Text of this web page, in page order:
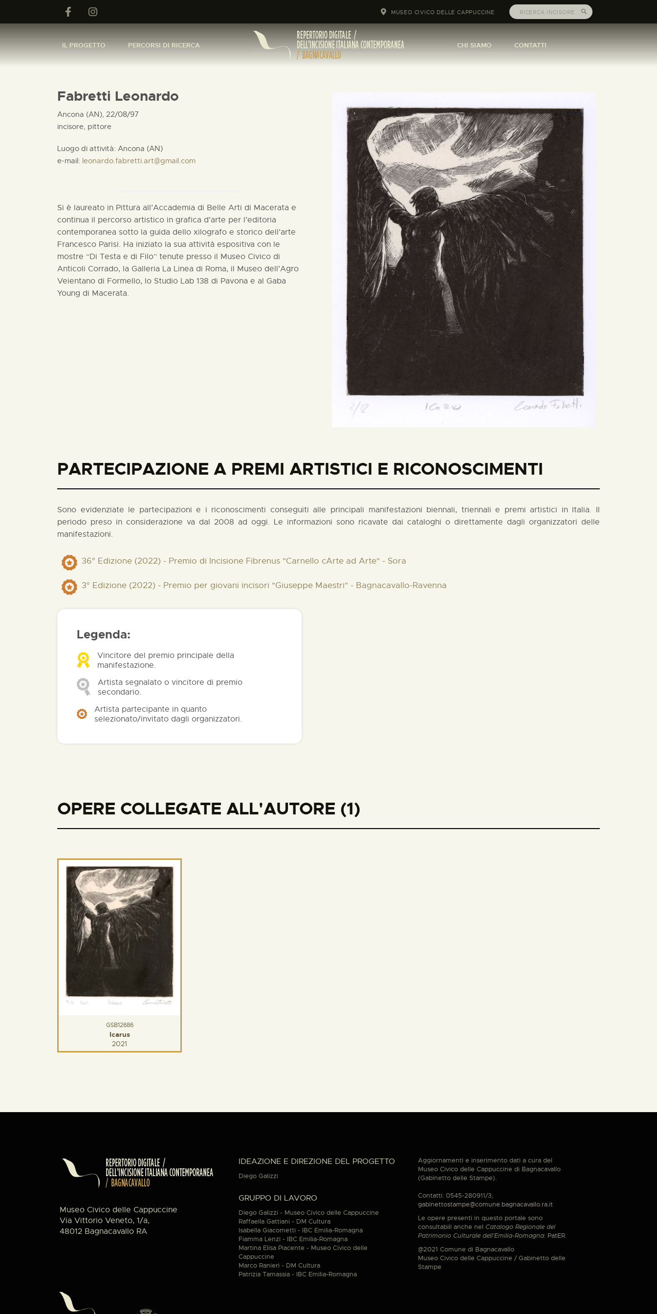
MUSEO CIVICO DELLE CAPPUCCINE
IL PROGETTO PERCORSI DI RICERCA CHI SIAMO CONTATTI
Fabretti Leonardo
Ancona (AN), 22/08/97
incisore, pittore
Luogo di attività: Ancona (AN)
e-mail: leonardo.fabretti.art@gmail.com
Si è laureato in Pittura all’Accademia di Belle Arti di Macerata e
continua il percorso artistico in grafica d’arte per l’editoria
contemporanea sotto la guida dello xilografo e storico dell’arte
Francesco Parisi. Ha iniziato la sua attività espositiva con le
mostre “Di Testa e di Filo” tenute presso il Museo Civico di
Anticoli Corrado, la Galleria La Linea di Roma, il Museo dell’Agro
Veientano di Formello, lo Studio Lab 138 di Pavona e al Gaba
Young di Macerata.
PARTECIPAZIONE A PREMI ARTISTICI E RICONOSCIMENTI
Sono evidenziate le partecipazioni e i riconoscimenti conseguiti alle principali manifestazioni biennali, triennali e premi artistici in Italia. Il
periodo preso in considerazione va dal 2008 ad oggi. Le informazioni sono ricavate dai cataloghi o direttamente dagli organizzatori delle
manifestazioni.
36° Edizione (2022) - Premio di Incisione Fibrenus "Carnello cArte ad Arte" - Sora
3° Edizione (2022) - Premio per giovani incisori "Giuseppe Maestri" - Bagnacavallo-Ravenna
Legenda:
Vincitore del premio principale della
manifestazione.
Artista segnalato o vincitore di premio
secondario.
Artista partecipante in quanto
selezionato/invitato dagli organizzatori.
OPERE COLLEGATE ALL'AUTORE (1)
GSB12686
Icarus
2021
Museo Civico delle Cappuccine
Via Vittorio Veneto, 1/a,
48012 Bagnacavallo RA
IDEAZIONE E DIREZIONE DEL PROGETTO
Diego Galizzi
GRUPPO DI LAVORO
Diego Galizzi - Museo Civico delle Cappuccine
Raffaella Gattiani - DM Cultura
Isabella Giacometti - IBC Emilia-Romagna
Fiamma Lenzi - IBC Emilia-Romagna
Martina Elisa Piacente - Museo Civico delle
Cappuccine
Marco Ranieri - DM Cultura
Patrizia Tamassia - IBC Emilia-Romagna
Aggiornamenti e inserimento dati a cura del
Museo Civico delle Cappuccine di Bagnacavallo
(Gabinetto delle Stampe).
Contatti: 0545-280911/3;
gabinettostampe@comune.bagnacavallo.ra.it
Le opere presenti in questo portale sono
consultabili anche nel Catalogo Regionale del
Patrimonio Culturale dell'Emilia-Romagna: PatER.
@2021 Comune di Bagnacavallo
Museo Civico delle Cappuccine / Gabinetto delle
Stampe